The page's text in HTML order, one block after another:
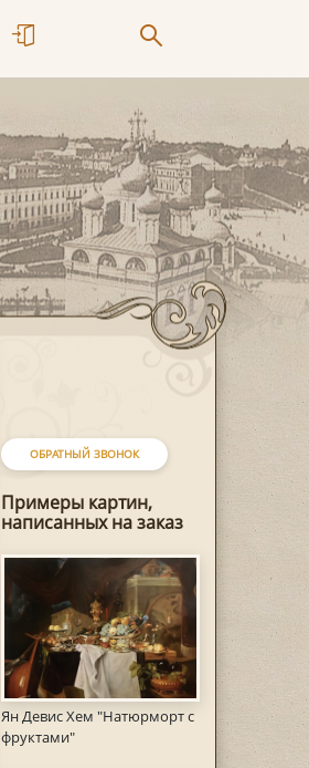
ОБРАТНЫЙ ЗВОНОК
Примеры картин,
написанных на заказ
Ян Девис Хем "Натюрморт с
фруктами"